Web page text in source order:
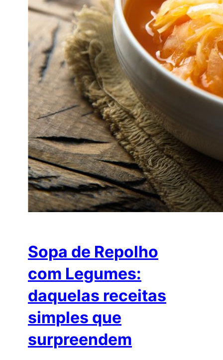
Sopa de Repolho
com Legumes:
daquelas receitas
simples que
surpreendem